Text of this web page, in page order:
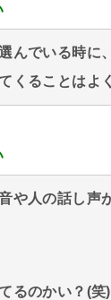
んでいる時に
くることはよ
や人の話し声
るのかい？(笑)